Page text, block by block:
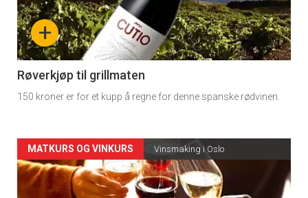
nå
-
4
+
Røverkjøp til grillmaten
150 kroner er for et kupp å regne for denne spanske rødvinen.
Forsiden
akkurat
MATKURS OG VINKURS Vinsmaking i Oslo